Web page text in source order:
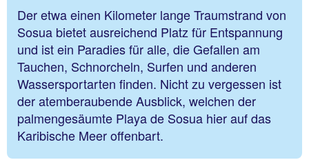
Der etwa einen Kilometer lange Traumstrand von
Sosua bietet ausreichend Platz für Entspannung
und ist ein Paradies für alle, die Gefallen am
Tauchen, Schnorcheln, Surfen und anderen
Wassersportarten finden. Nicht zu vergessen ist
der atemberaubende Ausblick, welchen der
palmengesäumte Playa de Sosua hier auf das
Karibische Meer offenbart.